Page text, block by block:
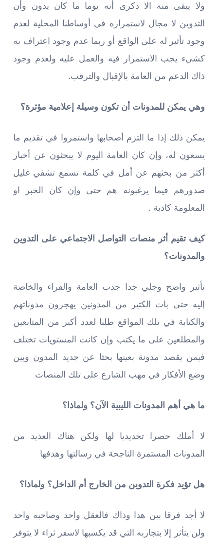
ولا يبقى منه الا ذكرى أنه يوما ما كان يدون وأن
التدوين لا مجال لاستمراره في أوساطنا المحلية لعدم
وجود تأثير له على الواقع أو ربما عدم وجود اعتراف به
كشيء يجب الاستمرار فيه والعمل عليه ولعدم وجود
ذاك الدعم من العامة بالإقبال والترقب.
وهي يمكن للمدونات أن تكون وسيلة إعلامية مؤثرة؟
يمكن ذلك إذا ما التزم أصحابها واستمروا في تقديم ما
يسعون له، وإن كان العامة اليوم لا يبحثون عن أخبار
أكثر من بحثهم عن أمل في كلمة تسمع تشفي غليل
صدورهم فيما يرغبونه هم حتى وإن كان الخبر او
المعلومة كاذبة .
كيف تقيم أثر منصات التواصل الاجتماعي على التدوين
والمدونات؟
تأثير واضح وجلي جدا جذب العامة والقراء والخاصة
إليه حتى بات الكثير من المدونين يهجرون مدوناتهم
والكتابة في تلك المواقع طلبا لعدد أكبر من المتابعين
والمطلعين على ما يكتب وإن كانت المستويات تختلف
فيمن يقصد مدونة بعينها بحثا عن جديد المدون وبين
وضع الأفكار في مهب الشارع على تلك المنصات
ما هي أهم المدونات الليبية الآن؟ ولماذا؟
لا أملك حصرا تحديديا لها ولكن هناك العديد من
المدونات المستمرة الناجحة في رسالتها وهدفها
هل تؤيد فكرة التدوين من الخارج أم الداخل؟ ولماذا؟
لا أجد فرقا بين هذا وذاك فالعقل واحد وصاحبه واحد
ولن يتأثر إلا بتجاربه التي قد يكسبها لاسفر ثراء لا يتوفر